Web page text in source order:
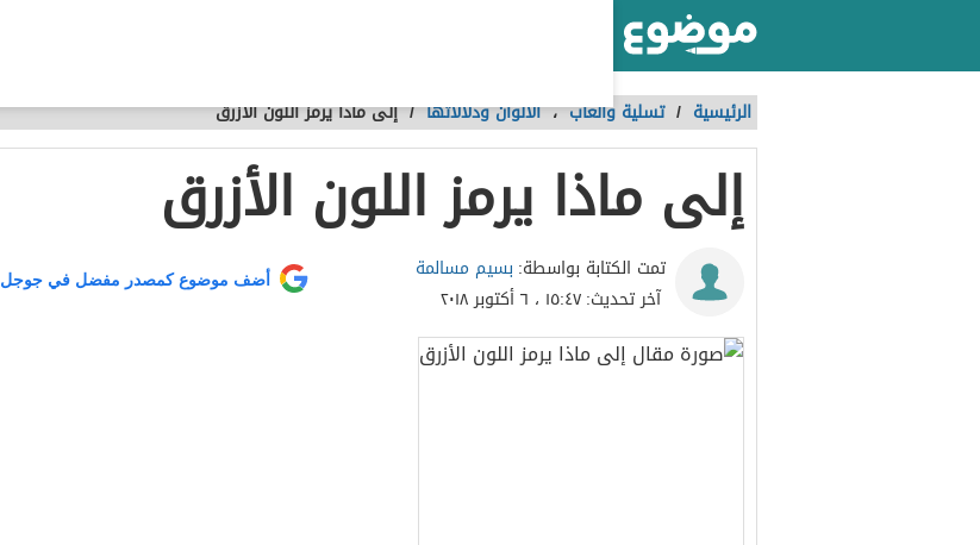
الرئيسية / تسلية وألعاب،الألوان ودلالاتها /إلى ماذا يرمز اللون الأزرق
إلى ماذا يرمز اللون الأزرق
تمت الكتابة بواسطة: بسيم مسالمة
آخر تحديث:١٥:٤٧ ، ٦ أكتوبر ٢٠١٨
أضف موضوع كمصدر مفضل في جوجل